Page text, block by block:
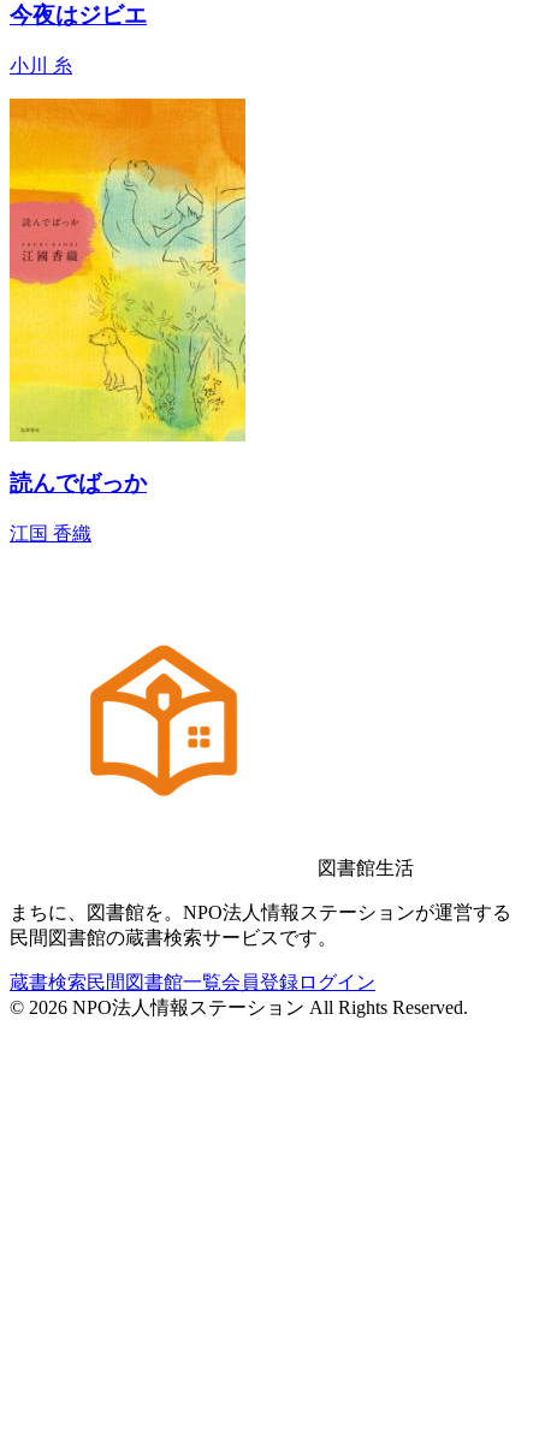
今夜はジビエ
小川 糸
読んでばっか
江国 香織
図書館生活
まちに、図書館を。NPO法人情報ステーションが運営する
民間図書館の蔵書検索サービスです。
蔵書検索民間図書館一覧会員登録ログイン
© 2026 NPO法人情報ステーション All Rights Reserved.